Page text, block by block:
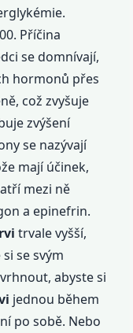
Příčina
se domnívají,
hormonů přes
což zvyšuje
zvýšení
se nazývají
mají účinek,
mezi ně
a epinefrin.
trvale vyšší,
se svým
abyste si
jednou během
po sobě. Nebo